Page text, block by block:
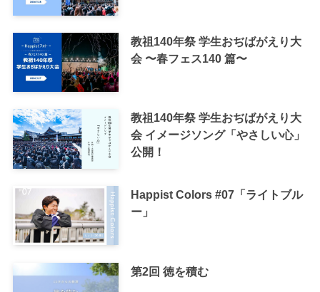
教祖140年祭 学生おぢばがえり大
会 〜春フェス140 篇〜
教祖140年祭 学生おぢばがえり大
会 イメージソング「やさしい心」
公開！
Happist Colors #07「ライトブル
ー」
第2回 徳を積む